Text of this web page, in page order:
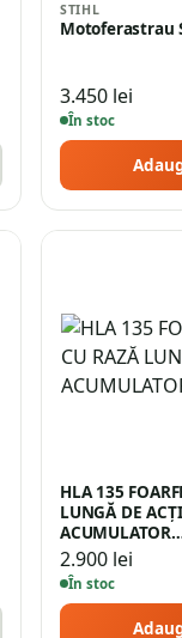
STIHL
Motoferastrau
3.450 lei
În stoc
HLA 135
LUNGĂ DE
2.900 lei
În stoc